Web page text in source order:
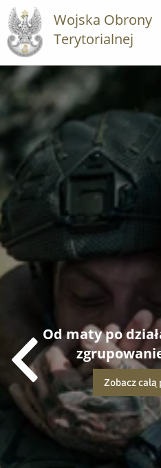
Wojska Obrony
Terytorialnej
Od maty po
Zobacz
Dowiedz